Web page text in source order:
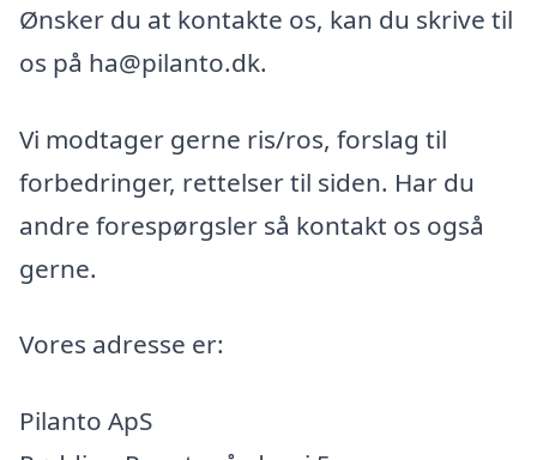
Ønsker du at kontakte os, kan du skrive til
os på ha@pilanto.dk.
Vi modtager gerne ris/ros, forslag til
forbedringer, rettelser til siden. Har du
andre forespørgsler så kontakt os også
gerne.
Vores adresse er:
Pilanto ApS